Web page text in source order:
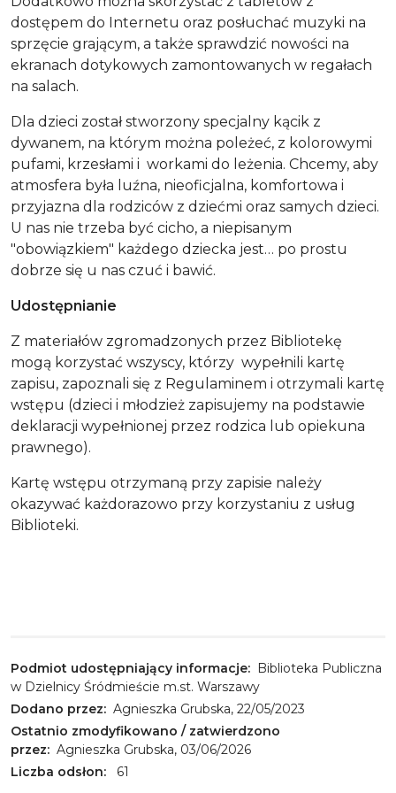
dostępem do Internetu oraz posłuchać muzyki na
sprzęcie grającym, a także sprawdzić nowości na
ekranach dotykowych zamontowanych w regałach
na salach.
Dla dzieci został stworzony specjalny kącik z
dywanem, na którym można poleżeć, z kolorowymi
pufami, krzesłami i workami do leżenia. Chcemy, aby
atmosfera była luźna, nieoficjalna, komfortowa i
przyjazna dla rodziców z dziećmi oraz samych dzieci.
U nas nie trzeba być cicho, a niepisanym
"obowiązkiem" każdego dziecka jest… po prostu
dobrze się u nas czuć i bawić.
Udostępnianie
Z materiałów zgromadzonych przez Bibliotekę
mogą korzystać wszyscy, którzy wypełnili kartę
zapisu, zapoznali się z Regulaminem i otrzymali kartę
wstępu (dzieci i młodzież zapisujemy na podstawie
deklaracji wypełnionej przez rodzica lub opiekuna
prawnego).
Kartę wstępu otrzymaną przy zapisie należy
okazywać każdorazowo przy korzystaniu z usług
Biblioteki.
Podmiot udostępniający informacje:
Biblioteka Publiczna
w Dzielnicy Śródmieście m.st. Warszawy
Dodano przez: Agnieszka Grubska, 22/05/2023
Ostatnio zmodyfikowano / zatwierdzono
przez: Agnieszka Grubska, 03/06/2026
Liczba odsłon:
61